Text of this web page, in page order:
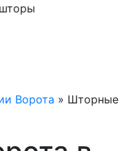
Ворота » Шторные